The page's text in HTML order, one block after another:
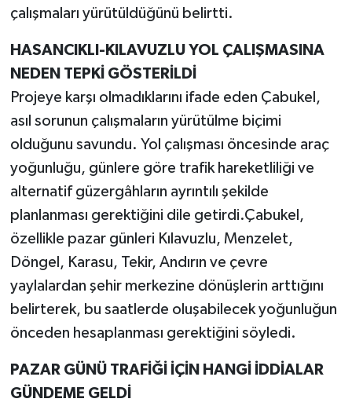
çalışmaları yürütüldüğünü belirtti.
HASANCIKLI-KILAVUZLU YOL ÇALIŞMASINA
NEDEN TEPKİ GÖSTERİLDİ
Projeye karşı olmadıklarını ifade eden Çabukel,
asıl sorunun çalışmaların yürütülme biçimi
olduğunu savundu. Yol çalışması öncesinde araç
yoğunluğu, günlere göre trafik hareketliliği ve
alternatif güzergâhların ayrıntılı şekilde
planlanması gerektiğini dile getirdi.Çabukel,
özellikle pazar günleri Kılavuzlu, Menzelet,
Döngel, Karasu, Tekir, Andırın ve çevre
yaylalardan şehir merkezine dönüşlerin arttığını
belirterek, bu saatlerde oluşabilecek yoğunluğun
önceden hesaplanması gerektiğini söyledi.
PAZAR GÜNÜ TRAFİĞİ İÇİN HANGİ İDDİALAR
GÜNDEME GELDİ